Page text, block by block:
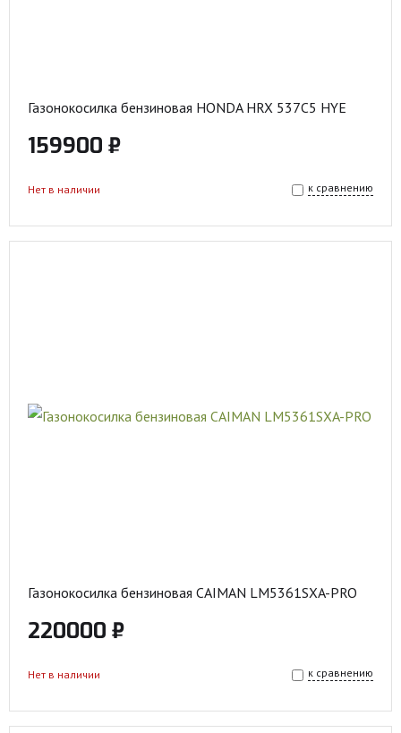
Газонокосилка бензиновая HONDA HRX 537C5 HYE
159900 ₽
к сравнению
Нет в наличии
Газонокосилка бензиновая CAIMAN LM5361SXA-PRO
220000 ₽
к сравнению
Нет в наличии